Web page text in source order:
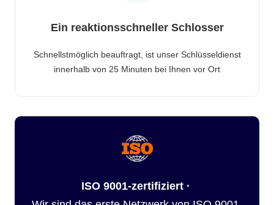
Ein reaktionsschneller Schlosser
Schnellstmöglich beauftragt, ist unser Schlüsseldienst
innerhalb von 25 Minuten bei Ihnen vor Ort
ISO 9001-zertifiziert ·